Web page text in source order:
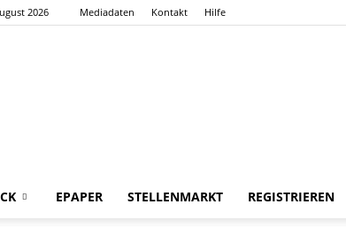
2026 Mediadaten Kontakt Hilfe
EPAPER STELLENMARKT REGISTRIEREN